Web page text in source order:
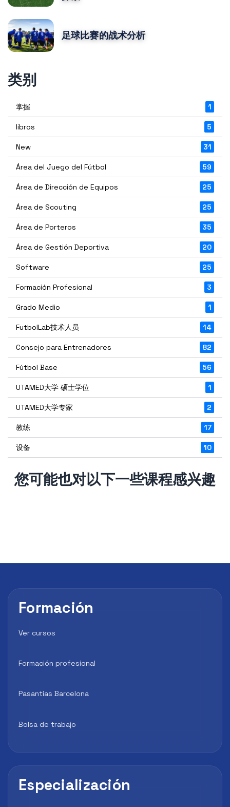
足球比赛的战术分析
类别
掌握 1
libros 5
New 31
Área del Juego del Fútbol 59
Área de Dirección de Equipos 25
Área de Scouting 25
Área de Porteros 35
Área de Gestión Deportiva 20
Software 25
Formación Profesional 3
Grado Medio 1
FutbolLab技术人员 14
Consejo para Entrenadores 82
Fútbol Base 56
UTAMED大学 硕士学位 1
UTAMED大学专家 2
教练 17
设备 10
您可能也对以下一些课程感兴趣
Formación
Ver cursos
Formación profesional
Pasantías Barcelona
Bolsa de trabajo
Especialización